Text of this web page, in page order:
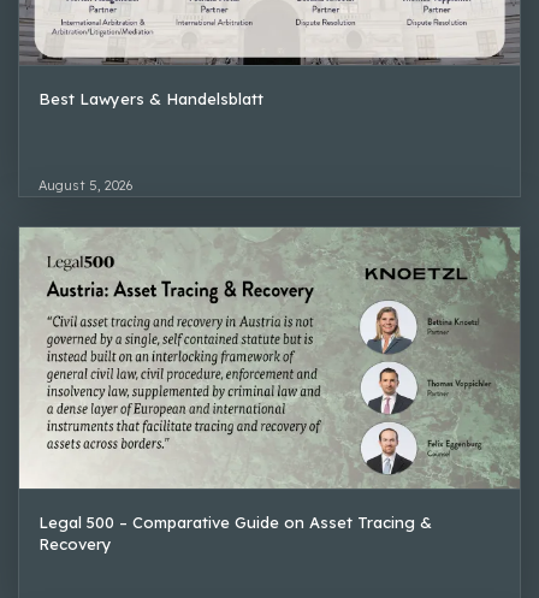
Best Lawyers & Handelsblatt
August 5, 2026
Legal 500 – Comparative Guide on Asset Tracing &
Recovery